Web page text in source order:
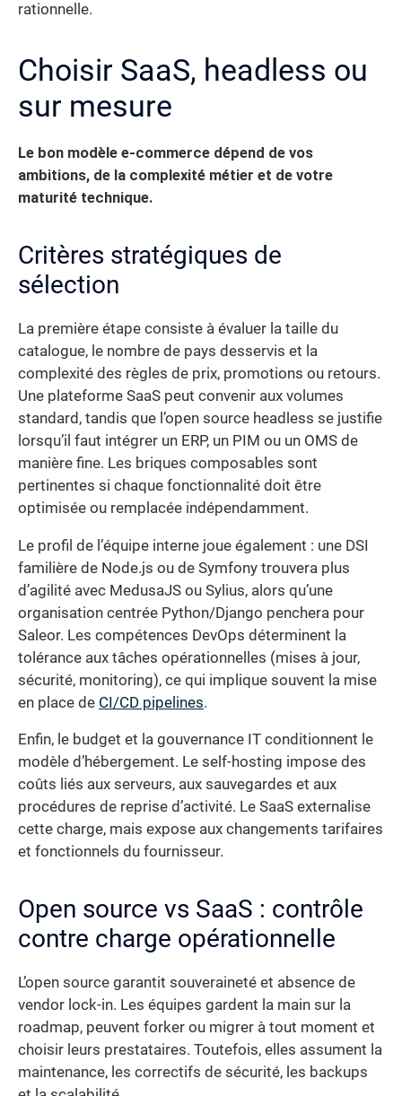
rationnelle.
Choisir SaaS, headless ou
sur mesure
Le bon modèle e-commerce dépend de vos
ambitions, de la complexité métier et de votre
maturité technique.
Critères stratégiques de
sélection
La première étape consiste à évaluer la taille du
catalogue, le nombre de pays desservis et la
complexité des règles de prix, promotions ou retours.
Une plateforme SaaS peut convenir aux volumes
standard, tandis que l’open source headless se justifie
lorsqu’il faut intégrer un ERP, un PIM ou un OMS de
manière fine. Les briques composables sont
pertinentes si chaque fonctionnalité doit être
optimisée ou remplacée indépendamment.
Le profil de l’équipe interne joue également : une DSI
familière de Node.js ou de Symfony trouvera plus
d’agilité avec MedusaJS ou Sylius, alors qu’une
organisation centrée Python/Django penchera pour
Saleor. Les compétences DevOps déterminent la
tolérance aux tâches opérationnelles (mises à jour,
sécurité, monitoring), ce qui implique souvent la mise
en place de CI/CD pipelines.
Enfin, le budget et la gouvernance IT conditionnent le
modèle d’hébergement. Le self-hosting impose des
coûts liés aux serveurs, aux sauvegardes et aux
procédures de reprise d’activité. Le SaaS externalise
cette charge, mais expose aux changements tarifaires
et fonctionnels du fournisseur.
Open source vs SaaS : contrôle
contre charge opérationnelle
L’open source garantit souveraineté et absence de
vendor lock-in. Les équipes gardent la main sur la
roadmap, peuvent forker ou migrer à tout moment et
choisir leurs prestataires. Toutefois, elles assument la
maintenance, les correctifs de sécurité, les backups